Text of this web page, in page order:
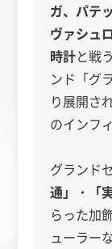
ガ、パテ
ヴァシュ
時計と戦
ンド「グ
り展開さ
のインフ
グランド
通」・「
らった加
ューラー